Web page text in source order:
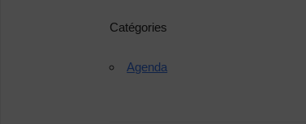
Catégories
Agenda